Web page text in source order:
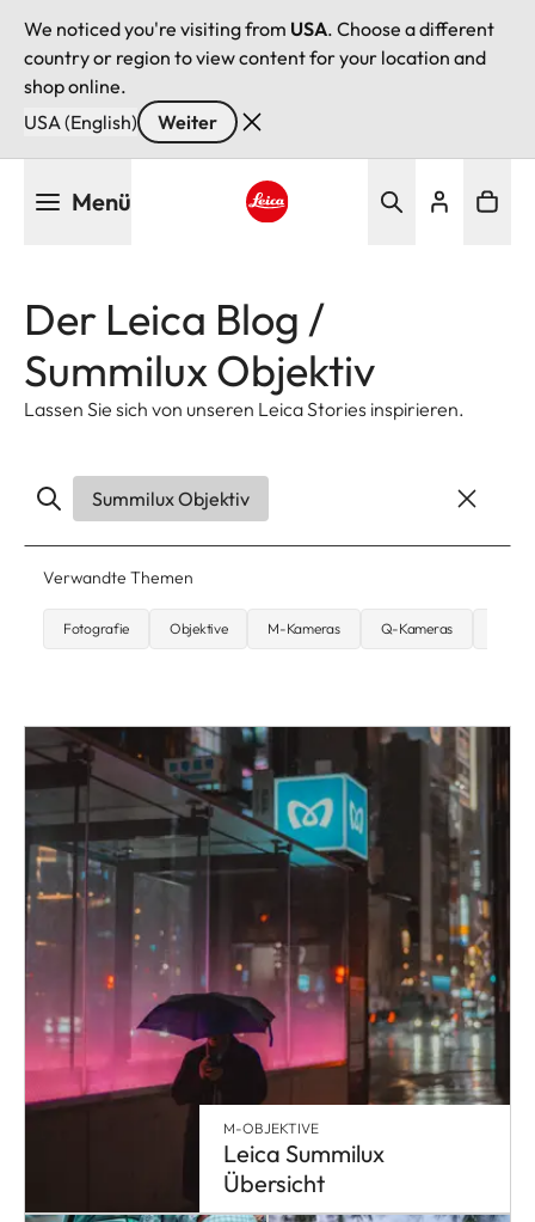
We noticed you're visiting from USA. Choose a different
country or region to view content for your location and
shop online.
USA (English)
Weiter
Menü
Der Leica Blog /
Summilux Objektiv
Lassen Sie sich von unseren Leica Stories inspirieren.
Summilux Objektiv
Verwandte Themen
Fotografie Objektive M-Kameras Q-Kameras
M-OBJEKTIVE
Leica Summilux
Übersicht